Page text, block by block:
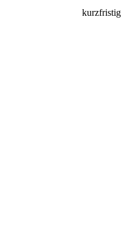
kurzfristig